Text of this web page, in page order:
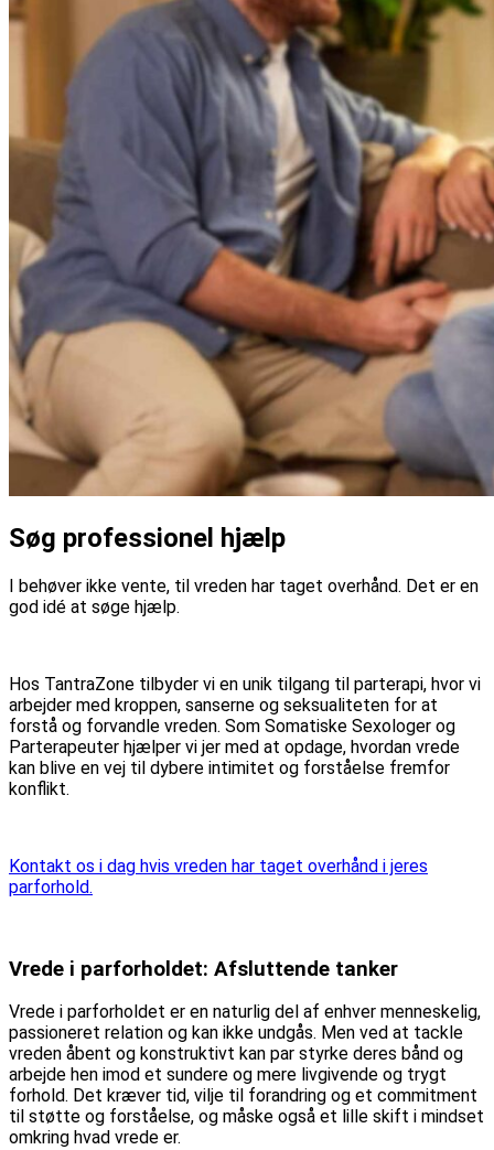
Søg professionel hjælp
I behøver ikke vente, til vreden har taget overhånd. Det er en
god idé at søge hjælp.
Hos TantraZone tilbyder vi en unik tilgang til parterapi, hvor vi
arbejder med kroppen, sanserne og seksualiteten for at
forstå og forvandle vreden. Som Somatiske Sexologer og
Parterapeuter hjælper vi jer med at opdage, hvordan vrede
kan blive en vej til dybere intimitet og forståelse fremfor
konflikt.
Kontakt os i dag hvis vreden har taget overhånd i jeres
parforhold.
Vrede i parforholdet: Afsluttende tanker
Vrede i parforholdet er en naturlig del af enhver menneskelig,
passioneret relation og kan ikke undgås. Men ved at tackle
vreden åbent og konstruktivt kan par styrke deres bånd og
arbejde hen imod et sundere og mere livgivende og trygt
forhold. Det kræver tid, vilje til forandring og et commitment
til støtte og forståelse, og måske også et lille skift i mindset
omkring hvad vrede er.